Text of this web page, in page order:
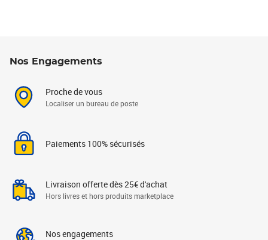
Nos Engagements
Proche de vous
Localiser un bureau de poste
Paiements 100% sécurisés
Livraison offerte dès 25€ d'achat
Hors livres et hors produits marketplace
Nos engagements